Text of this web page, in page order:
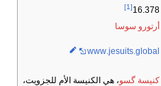
16.378
[1]
أرتورو سوسا
www.jesuits.global
كنيسة گسو، هي الكنيسة الأم للجزويت،